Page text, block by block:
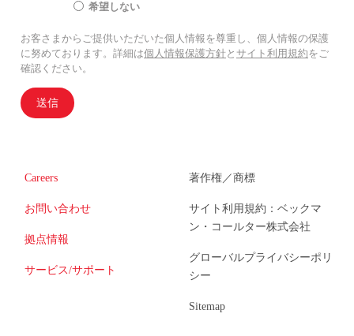
希望しない
お客さまからご提供いただいた個人情報を尊重し、個人情報の保護
に努めております。詳細は個人情報保護方針と サイト利用規約をご
確認ください。
送信
Careers
お問い合わせ
拠点情報
サービス/サポート
著作権／商標
サイト利用規約：ベックマ
ン・コールター株式会社
グローバルプライバシーポリ
シー
Sitemap